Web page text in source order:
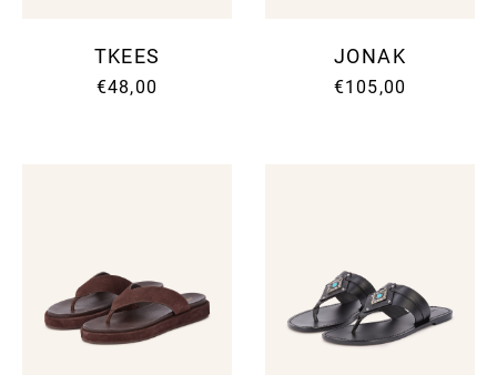
TKEES
€48,00
JONAK
€105,00